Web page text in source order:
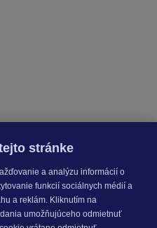
NOVINKY
sa
stránke
a analýzu informácií o
funkcií sociálnych médií a
a reklám. Kliknutím na
umožňujúceho odmietnuť